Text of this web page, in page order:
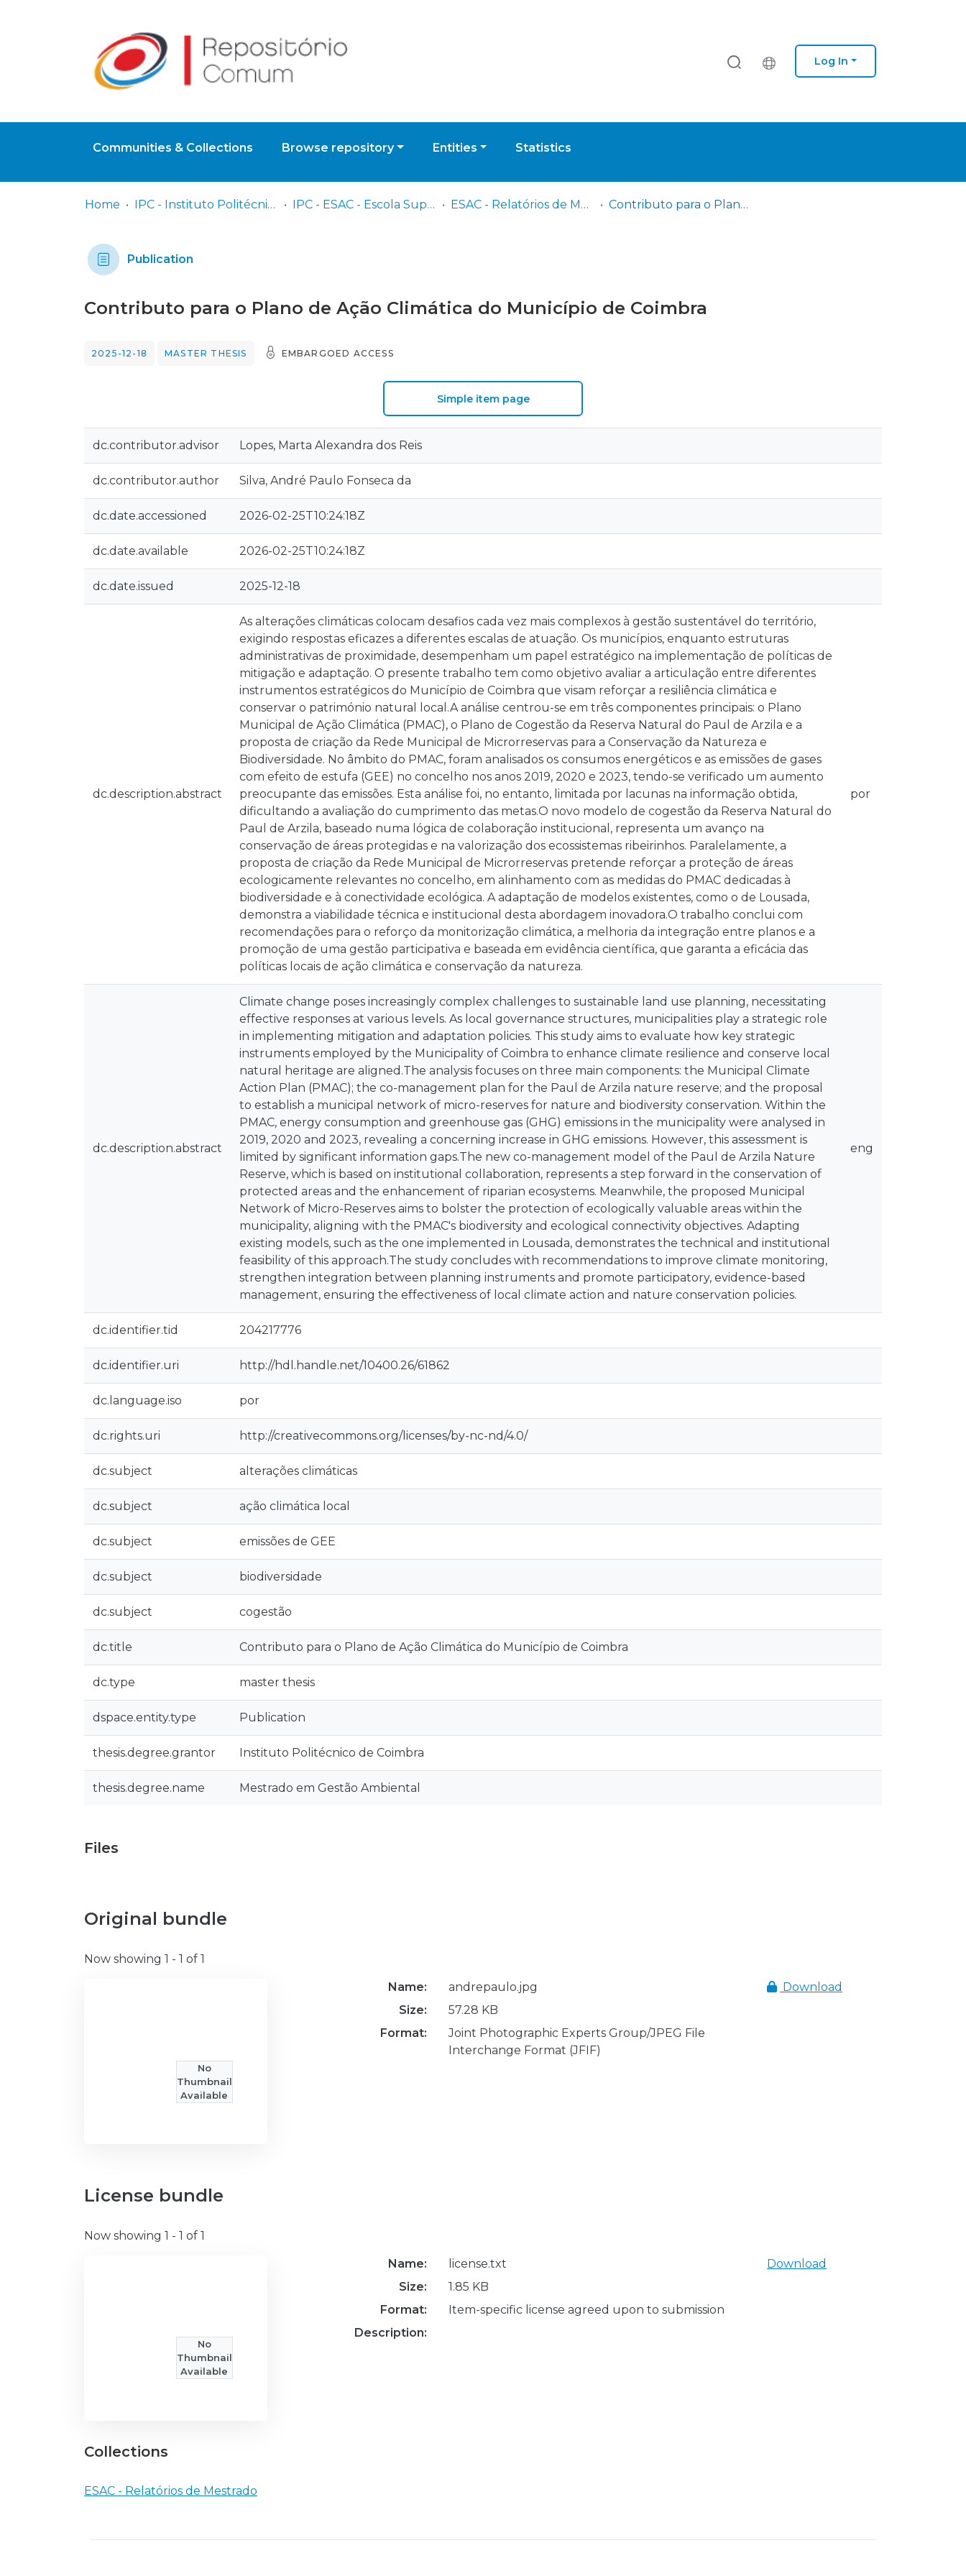
Log In
Communities & Collections Browse repository Entities Statistics
Home IPC - Instituto Politécnico de Coimbra IPC - ESAC - Escola Superior Agrária de Coimbra ESAC - Relatórios de Mestrado Contributo para o Plano de Ação Climática do Município de Coimbra
Publication
Contributo para o Plano de Ação Climática do Município de Coimbra
2025-12-18 MASTER THESIS EMBARGOED ACCESS
Simple item page
dc.contributor.advisor Lopes, Marta Alexandra dos Reis
dc.contributor.author Silva, André Paulo Fonseca da
dc.date.accessioned 2026-02-25T10:24:18Z
dc.date.available 2026-02-25T10:24:18Z
dc.date.issued 2025-12-18
dc.description.abstract
As alterações climáticas colocam desafios cada vez mais complexos à gestão sustentável do território,
exigindo respostas eficazes a diferentes escalas de atuação. Os municípios, enquanto estruturas
administrativas de proximidade, desempenham um papel estratégico na implementação de políticas de
mitigação e adaptação. O presente trabalho tem como objetivo avaliar a articulação entre diferentes
instrumentos estratégicos do Município de Coimbra que visam reforçar a resiliência climática e
conservar o património natural local.A análise centrou-se em três componentes principais: o Plano
Municipal de Ação Climática (PMAC), o Plano de Cogestão da Reserva Natural do Paul de Arzila e a
proposta de criação da Rede Municipal de Microrreservas para a Conservação da Natureza e
Biodiversidade. No âmbito do PMAC, foram analisados os consumos energéticos e as emissões de gases
com efeito de estufa (GEE) no concelho nos anos 2019, 2020 e 2023, tendo-se verificado um aumento
preocupante das emissões. Esta análise foi, no entanto, limitada por lacunas na informação obtida,
dificultando a avaliação do cumprimento das metas.O novo modelo de cogestão da Reserva Natural do
Paul de Arzila, baseado numa lógica de colaboração institucional, representa um avanço na
conservação de áreas protegidas e na valorização dos ecossistemas ribeirinhos. Paralelamente, a
proposta de criação da Rede Municipal de Microrreservas pretende reforçar a proteção de áreas
ecologicamente relevantes no concelho, em alinhamento com as medidas do PMAC dedicadas à
biodiversidade e à conectividade ecológica. A adaptação de modelos existentes, como o de Lousada,
demonstra a viabilidade técnica e institucional desta abordagem inovadora.O trabalho conclui com
recomendações para o reforço da monitorização climática, a melhoria da integração entre planos e a
promoção de uma gestão participativa e baseada em evidência científica, que garanta a eficácia das
políticas locais de ação climática e conservação da natureza.
por
dc.description.abstract
Climate change poses increasingly complex challenges to sustainable land use planning, necessitating
effective responses at various levels. As local governance structures, municipalities play a strategic role
in implementing mitigation and adaptation policies. This study aims to evaluate how key strategic
instruments employed by the Municipality of Coimbra to enhance climate resilience and conserve local
natural heritage are aligned.The analysis focuses on three main components: the Municipal Climate
Action Plan (PMAC); the co-management plan for the Paul de Arzila nature reserve; and the proposal
to establish a municipal network of micro-reserves for nature and biodiversity conservation. Within the
PMAC, energy consumption and greenhouse gas (GHG) emissions in the municipality were analysed in
2019, 2020 and 2023, revealing a concerning increase in GHG emissions. However, this assessment is
limited by significant information gaps.The new co-management model of the Paul de Arzila Nature
Reserve, which is based on institutional collaboration, represents a step forward in the conservation of
protected areas and the enhancement of riparian ecosystems. Meanwhile, the proposed Municipal
Network of Micro-Reserves aims to bolster the protection of ecologically valuable areas within the
municipality, aligning with the PMAC's biodiversity and ecological connectivity objectives. Adapting
existing models, such as the one implemented in Lousada, demonstrates the technical and institutional
feasibility of this approach.The study concludes with recommendations to improve climate monitoring,
strengthen integration between planning instruments and promote participatory, evidence-based
management, ensuring the effectiveness of local climate action and nature conservation policies.
eng
dc.identifier.tid 204217776
dc.identifier.uri http://hdl.handle.net/10400.26/61862
dc.language.iso por
dc.rights.uri http://creativecommons.org/licenses/by-nc-nd/4.0/
dc.subject alterações climáticas
dc.subject ação climática local
dc.subject emissões de GEE
dc.subject biodiversidade
dc.subject cogestão
dc.title Contributo para o Plano de Ação Climática do Município de Coimbra
dc.type master thesis
dspace.entity.type Publication
thesis.degree.grantor Instituto Politécnico de Coimbra
thesis.degree.name Mestrado em Gestão Ambiental
Files
Original bundle
Now showing 1 - 1 of 1
No
Thumbnail
Available
Name:
andrepaulo.jpg
Size:
57.28 KB
Format:
Joint Photographic Experts Group/JPEG File
Interchange Format (JFIF)
Download
License bundle
Now showing 1 - 1 of 1
No
Thumbnail
Available
Name:
license.txt
Size:
1.85 KB
Format:
Item-specific license agreed upon to submission
Description:
Download
Collections
ESAC - Relatórios de Mestrado